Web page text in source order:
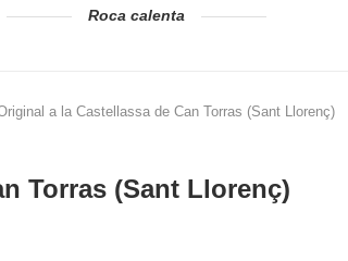
Roca calenta
a la Castellassa de Can Torras (Sant Llorenç)
Torras (Sant Llorenç)